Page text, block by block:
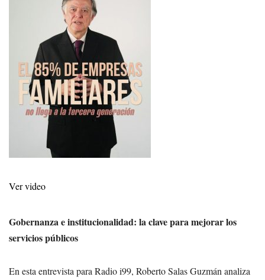
Ver video
Gobernanza e institucionalidad: la clave para mejorar los
servicios públicos
En esta entrevista para Radio i99, Roberto Salas Guzmán analiza